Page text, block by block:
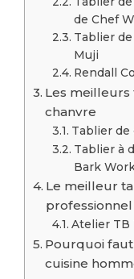
de Chef
Tablier
Muji
Rendall
Les meilleurs
chanvre
Tablier de
Tablier à
Bark
Le meilleur
Atelier TB
Pourquoi
cuisine